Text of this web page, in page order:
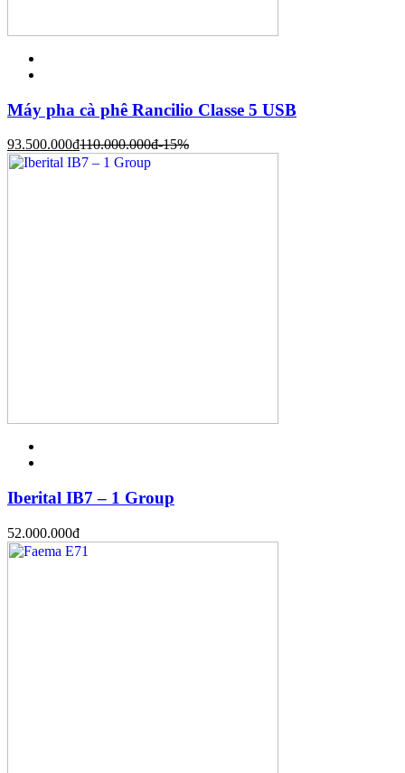
Máy pha cà phê Rancilio Classe 5 USB
93.500.000đ110.000.000đ-15%
Iberital IB7 – 1 Group
52.000.000đ